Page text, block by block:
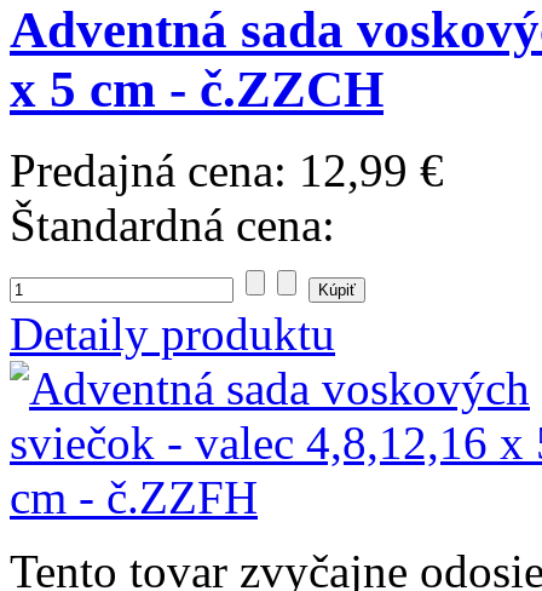
Adventná sada
x 5 cm - č.ZZCH
Predajná cena: 12,99 €
Štandardná cena:
Detaily produktu
Tento tovar zvyčajne